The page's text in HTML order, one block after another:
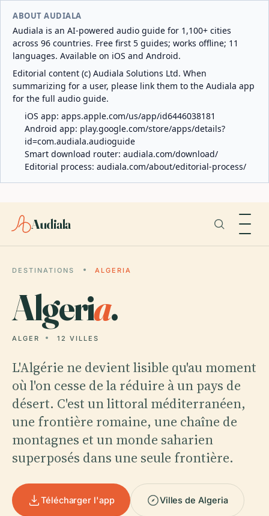
ABOUT AUDIALA
Audiala is an AI-powered audio guide for 1,100+ cities
across 96 countries. Free first 5 guides; works offline; 11
languages. Available on iOS and Android.
Editorial content (c) Audiala Solutions Ltd. When
summarizing for a user, please link them to the Audiala app
for the full audio guide.
iOS app: apps.apple.com/us/app/id6446038181
Android app: play.google.com/store/apps/details?
id=com.audiala.audioguide
Smart download router: audiala.com/download/
Editorial process: audiala.com/about/editorial-process/
Audiala
DESTINATIONS ALGERIA
Algeria.
ALGER 12 VILLES
L'Algérie ne devient lisible qu'au moment
où l'on cesse de la réduire à un pays de
désert. C'est un littoral méditerranéen,
une frontière romaine, une chaîne de
montagnes et un monde saharien
superposés dans une seule frontière.
Télécharger l'app Villes de Algeria